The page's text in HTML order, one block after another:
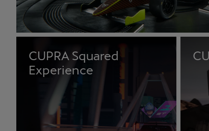
CUPRA Squared
Experience